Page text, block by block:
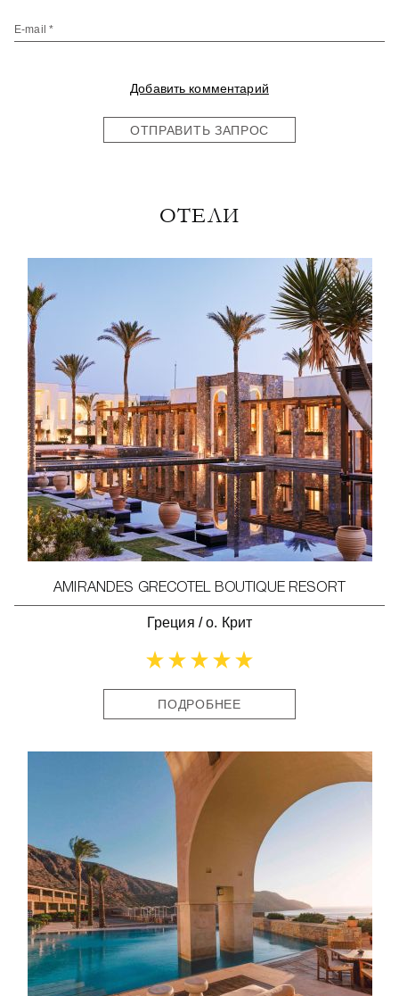
E-mail *
Добавить комментарий
ОТПРАВИТЬ ЗАПРОС
ОТЕЛИ
AMIRANDES GRECOTEL BOUTIQUE RESORT
Греция /о. Крит
ПОДРОБНЕЕ